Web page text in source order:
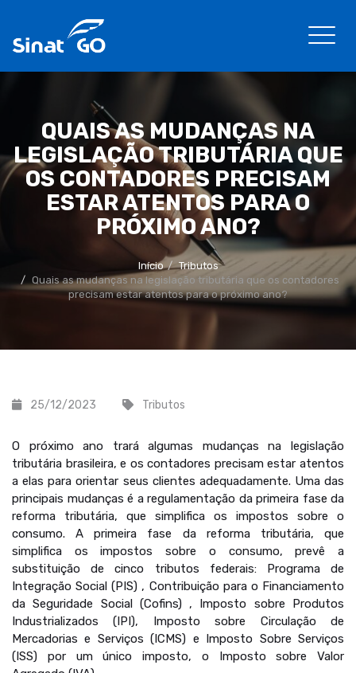
QUAIS AS MUDANÇAS NA
LEGISLAÇÃO TRIBUTÁRIA QUE
OS CONTADORES PRECISAM
ESTAR ATENTOS PARA O
PRÓXIMO ANO?
Início
Tributos
Quais as mudanças na legislação tributária que os contadores
precisam estar atentos para o próximo ano?
25/12/2023 Tributos
O próximo ano trará algumas mudanças na legislação
tributária brasileira, e os contadores precisam estar atentos
a elas para orientar seus clientes adequadamente. Uma das
principais mudanças é a regulamentação da primeira fase da
reforma tributária, que simplifica os impostos sobre o
consumo. A primeira fase da reforma tributária, que
simplifica os impostos sobre o consumo, prevê a
substituição de cinco tributos federais: Programa de
Integração Social (PIS) , Contribuição para o Financiamento
da Seguridade Social (Cofins) , Imposto sobre Produtos
Industrializados (IPI), Imposto sobre Circulação de
Mercadorias e Serviços (ICMS) e Imposto Sobre Serviços
(ISS) por um único imposto, o Imposto sobre Valor